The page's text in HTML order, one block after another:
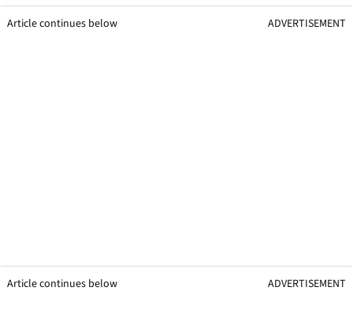
Article continues below ADVERTISEMENT
Article continues below ADVERTISEMENT